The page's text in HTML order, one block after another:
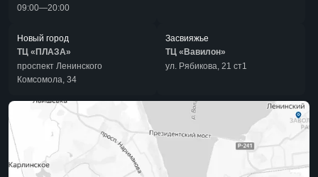
09:00—20:00
Новый город
ТЦ «ПЛАЗА»
проспект Ленинского
Комсомола, 34
Засвияжье
ТЦ «Вавилон»
ул. Рябикова, 21 ст1